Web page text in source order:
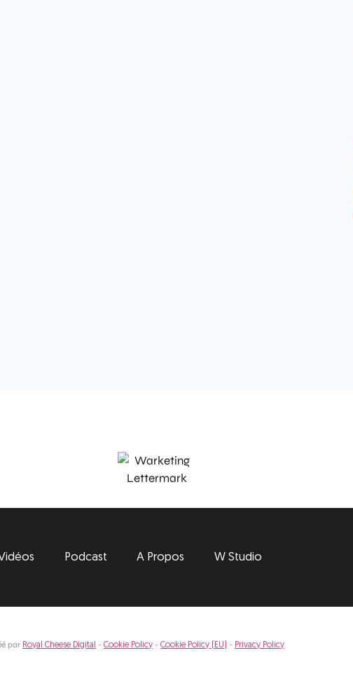
Podcast A Propos W Studio
par Royal Cheese Digital -Cookie Policy -Cookie Policy (EU) - Privacy Policy